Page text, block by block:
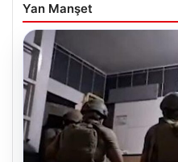
Yan Manşet